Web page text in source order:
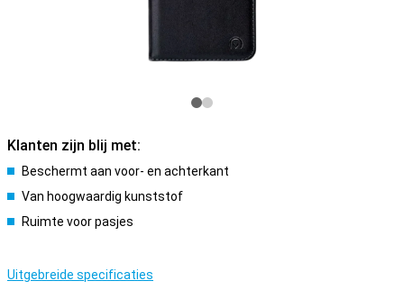
Klanten zijn blij met:
Beschermt aan voor- en achterkant
Van hoogwaardig kunststof
Ruimte voor pasjes
Uitgebreide specificaties